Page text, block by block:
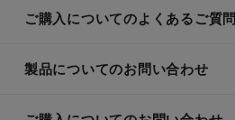
ご購入についてのよくあるご質問
製品についてのお問い合わせ